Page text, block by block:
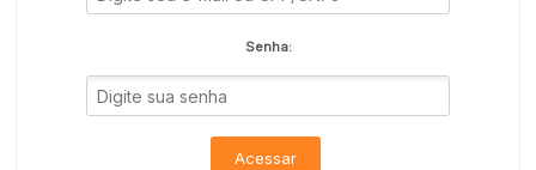
Senha:
Acessar